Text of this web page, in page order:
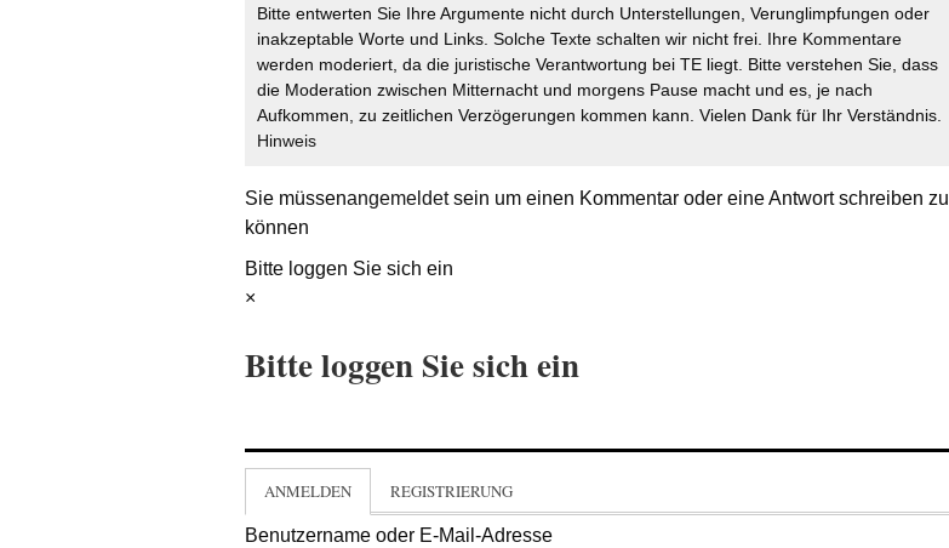
Bitte entwerten Sie Ihre Argumente nicht durch Unterstellungen, Verunglimpfungen oder
inakzeptable Worte und Links. Solche Texte schalten wir nicht frei. Ihre Kommentare
werden moderiert, da die juristische Verantwortung bei TE liegt. Bitte verstehen Sie, dass
die Moderation zwischen Mitternacht und morgens Pause macht und es, je nach
Aufkommen, zu zeitlichen Verzögerungen kommen kann. Vielen Dank für Ihr Verständnis.
Hinweis
Sie müssenangemeldetsein um einen Kommentar oder eine Antwort schreiben zu
können
Bitte loggen Sie sich ein
×
Bitte loggen Sie sich ein
ANMELDEN REGISTRIERUNG
Benutzername oder E-Mail-Adresse